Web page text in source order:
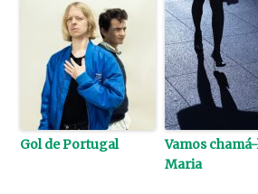
Gol de Portugal
Vamos
Maria